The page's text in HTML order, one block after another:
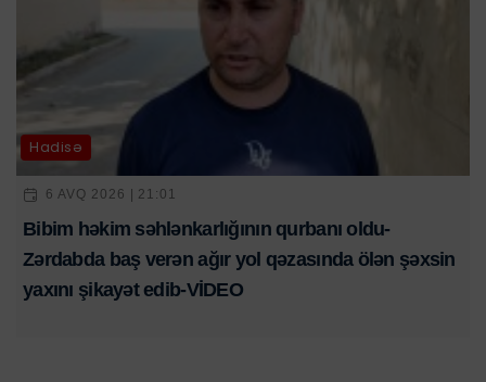
Hadisə
6 AVQ 2026 | 21:01
Bibim həkim səhlənkarlığının qurbanı oldu-
Zərdabda baş verən ağır yol qəzasında ölən şəxsin
yaxını şikayət edib-VİDEO